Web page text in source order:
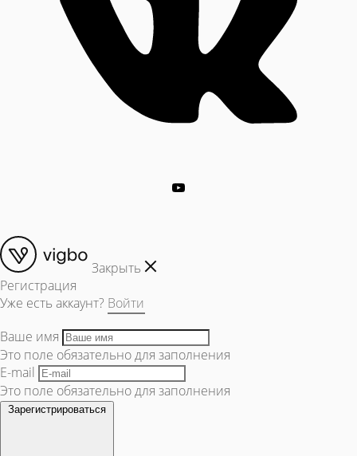
Закрыть
Регистрация
Уже есть аккаунт? Войти
Ваше имя
Это поле обязательно для заполнения
E-mail
Это поле обязательно для заполнения
Зарегистрироваться